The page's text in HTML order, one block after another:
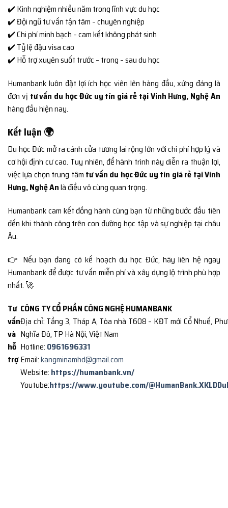
✔️ Kinh nghiệm nhiều năm trong lĩnh vực du học
✔️ Đội ngũ tư vấn tận tâm – chuyên nghiệp
✔️ Chi phí minh bạch – cam kết không phát sinh
✔️ Tỷ lệ đậu visa cao
✔️ Hỗ trợ xuyên suốt trước – trong – sau du học
Humanbank luôn đặt lợi ích học viên lên hàng đầu, xứng đáng là
đơn vị tư vấn du học Đức uy tín giá rẻ tại Vinh Hưng, Nghệ An
hàng đầu hiện nay.
Kết luận 🌍
Du học Đức mở ra cánh cửa tương lai rộng lớn với chi phí hợp lý và
cơ hội định cư cao. Tuy nhiên, để hành trình này diễn ra thuận lợi,
việc lựa chọn trung tâm tư vấn du học Đức uy tín giá rẻ tại Vinh
Hưng, Nghệ Anlà điều vô cùng quan trọng.
Humanbank cam kết đồng hành cùng bạn từ những bước đầu tiên
đến khi thành công trên con đường học tập và sự nghiệp tại châu
Âu.
👉 Nếu bạn đang có kế hoạch du học Đức, hãy liên hệ ngay
Humanbank để được tư vấn miễn phí và xây dựng lộ trình phù hợp
nhất. 🚀
Tư
vấn
và
hỗ
trợ
CÔNG TY CỔ PHẦN CÔNG NGHỆ HUMANBANK
Địa chỉ: Tầng 3, Tháp A, Tòa nhà T608 – KĐT mới Cổ Nhuế,
Nghĩa Đô, TP Hà Nội, Việt Nam
Hotline: 0961696331
Email:kangminamhd@gmail.com
Website: https://humanbank.vn/
Youtube:https://www.youtube.com/